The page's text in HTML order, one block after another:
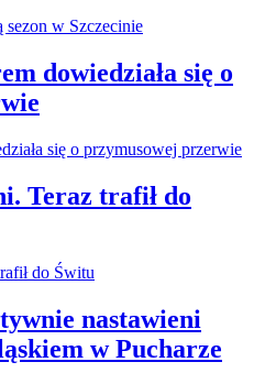
dowiedziała się o
Teraz trafił do
nastawieni
w Pucharze